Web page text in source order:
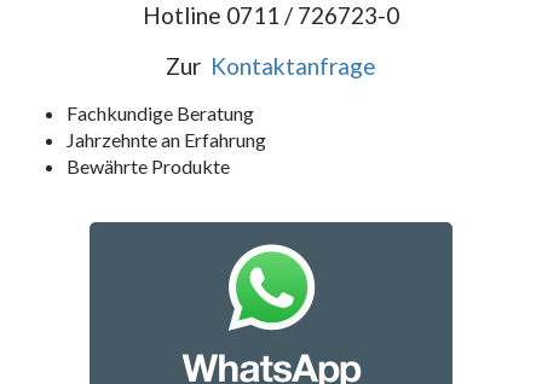
Hotline 0711 / 726723-0
Zur Kontaktanfrage
Fachkundige Beratung
Jahrzehnte an Erfahrung
Bewährte Produkte